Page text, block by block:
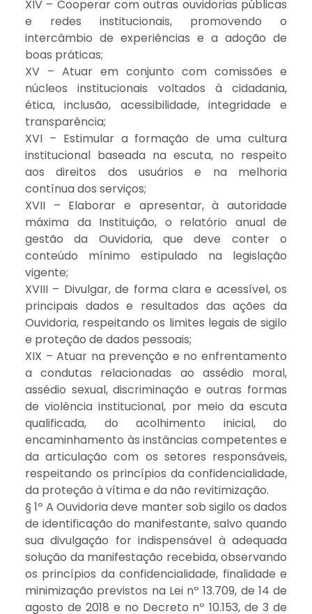
XIV – Cooperar com outras ouvidorias públicas
e redes institucionais, promovendo o
intercâmbio de experiências e a adoção de
boas práticas;
XV – Atuar em conjunto com comissões e
núcleos institucionais voltados à cidadania,
ética, inclusão, acessibilidade, integridade e
transparência;
XVI – Estimular a formação de uma cultura
institucional baseada na escuta, no respeito
aos direitos dos usuários e na melhoria
contínua dos serviços;
XVII – Elaborar e apresentar, à autoridade
máxima da Instituição, o relatório anual de
gestão da Ouvidoria, que deve conter o
conteúdo mínimo estipulado na legislação
vigente;
XVIII – Divulgar, de forma clara e acessível, os
principais dados e resultados das ações da
Ouvidoria, respeitando os limites legais de sigilo
e proteção de dados pessoais;
XIX – Atuar na prevenção e no enfrentamento
a condutas relacionadas ao assédio moral,
assédio sexual, discriminação e outras formas
de violência institucional, por meio da escuta
qualificada, do acolhimento inicial, do
encaminhamento às instâncias competentes e
da articulação com os setores responsáveis,
respeitando os princípios da confidencialidade,
da proteção à vítima e da não revitimização.
§ 1º A Ouvidoria deve manter sob sigilo os dados
de identificação do manifestante, salvo quando
sua divulgação for indispensável à adequada
solução da manifestação recebida, observando
os princípios da confidencialidade, finalidade e
minimização previstos na Lei nº 13.709, de 14 de
agosto de 2018 e no Decreto nº 10.153, de 3 de